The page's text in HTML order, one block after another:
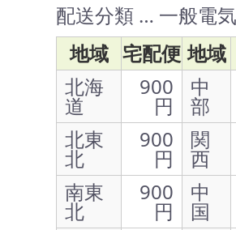
配送分類 … 一般電
地域 宅配便 地域
北海
道
900
円
中
部
北東
北
900
円
関
西
南東
北
900
円
中
国